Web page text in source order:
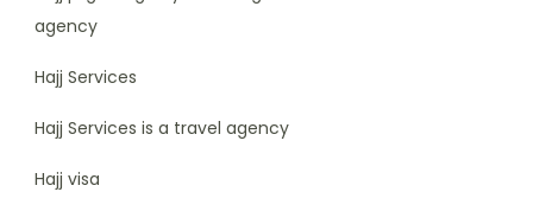
agency
Hajj Services
Hajj Services is a travel agency
Hajj visa